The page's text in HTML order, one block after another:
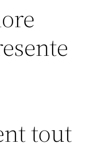
tout